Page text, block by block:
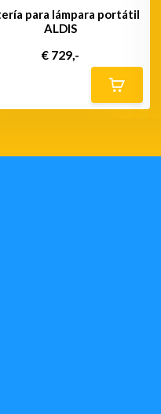
para lámpara portátil
ALDIS
€ 729,-